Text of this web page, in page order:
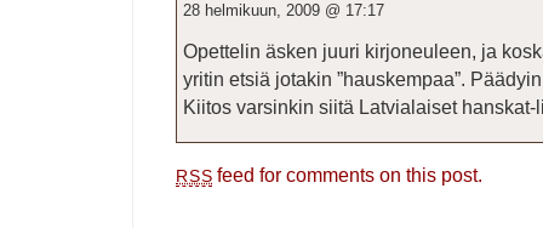
28 helmikuun, 2009 @ 17:17
Opettelin äsken juuri kirjoneuleen, ja
yritin etsiä jotakin ”hauskempaa”.
Kiitos varsinkin siitä Latvialaiset
RSS feed for comments on this post.